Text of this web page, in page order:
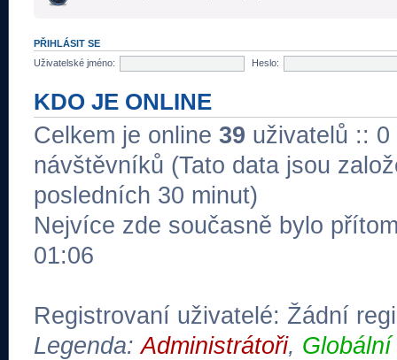
PŘIHLÁSIT SE
Uživatelské jméno:
Heslo:
KDO JE ONLINE
Celkem je online 39 uživatelů ::
návštěvníků (Tato data jsou
posledních 30 minut)
Nejvíce zde současně bylo
01:06
Registrovaní uživatelé: Žádní
Legenda:Administrátoři,